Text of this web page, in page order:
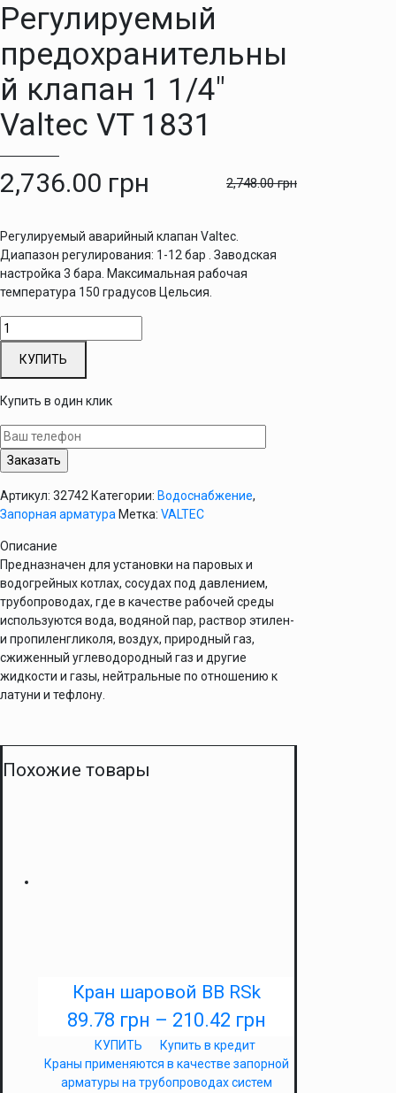
Регулируемый
предохранительны
й клапан 1 1/4″
Valtec VT 1831
2,748.00грн
2,736.00 грн
Регулируемый аварийный клапан Valtec.
Диапазон регулирования: 1-12 бар . Заводская
настройка 3 бара. Максимальная рабочая
температура 150 градусов Цельсия.
КУПИТЬ
Купить в один клик
Артикул: 32742 Категории: Водоснабжение,
Запорная арматура Метка: VALTEC
Описание
Предназначен для установки на паровых и
водогрейных котлах, сосудах под давлением,
трубопроводах, где в качестве рабочей среды
используются вода, водяной пар, раствор этилен-
и пропиленгликоля, воздух, природный газ,
сжиженный углеводородный газ и другие
жидкости и газы, нейтральные по отношению к
латуни и тефлону.
Похожие товары
Кран шаровой ВВ RSk
89.78 грн – 210.42 грн
КУПИТЬ
Купить в кредит
Краны применяются в качестве запорной
арматуры на трубопроводах систем